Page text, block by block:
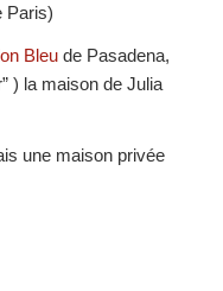
Paris)
Bleu de Pasadena,
) la maison de Julia
une maison privée